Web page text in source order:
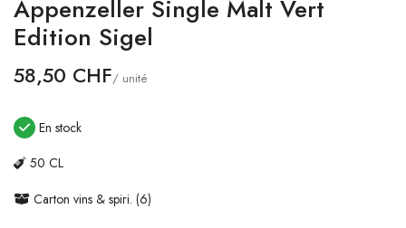
Devise
Appenzeller Single Malt Vert
Edition Sigel
58,50 CHF/ unité
En stock
50 CL
Carton vins & spiri. (6)